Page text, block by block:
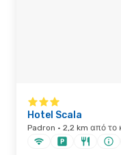
Hotel Scala
Padron · 2,2 km από το